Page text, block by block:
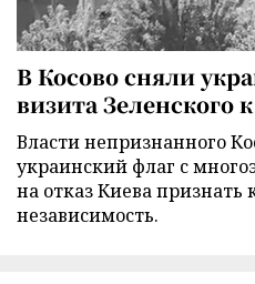
В Косово сняли
визита Зеленского
Власти непризнанного
украинский флаг с
на отказ Киева признать
независимость.